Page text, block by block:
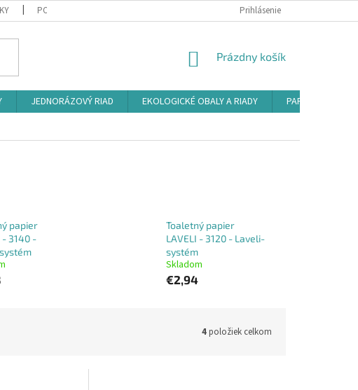
PODMIENKY OCHRANY OSOBNÝCH ÚDAJOV REKLAMAČNÝ PORIADOK
Prihlásenie
NÁKUPNÝ
Prázdny košík
JEDNORÁZOVÝ RIAD EKOLOGICKÉ OBALY A RIADY
PAPIEROVÉ
papier
- 3140 -
Toaletný papier
LAVELI - 3120 - Laveli-
systém
Skladom
€2,94
4položiek celkom